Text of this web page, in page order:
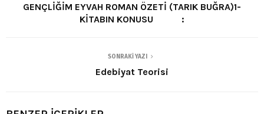
GENÇLİĞİM EYVAH ROMAN ÖZETİ (TARIK BUĞRA)1-
KİTABIN KONUSU :
SONRAKI YAZI
Edebiyat Teorisi